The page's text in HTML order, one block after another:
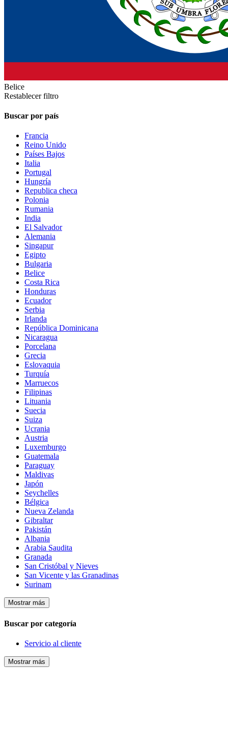
Belice
Restablecer filtro
Buscar por país
Francia
Reino Unido
Países Bajos
Italia
Portugal
Hungría
Republica checa
Polonia
Rumania
India
El Salvador
Alemania
Singapur
Egipto
Bulgaria
Belice
Costa Rica
Honduras
Ecuador
Serbia
Irlanda
República Dominicana
Nicaragua
Porcelana
Grecia
Eslovaquia
Turquía
Marruecos
Filipinas
Lituania
Suecia
Suiza
Ucrania
Austria
Luxemburgo
Guatemala
Paraguay
Maldivas
Japón
Seychelles
Bélgica
Nueva Zelanda
Gibraltar
Pakistán
Albania
Arabia Saudita
Granada
San Cristóbal y Nieves
San Vicente y las Granadinas
Surinam
Mostrar más
Buscar por categoría
Servicio al cliente
Mostrar más